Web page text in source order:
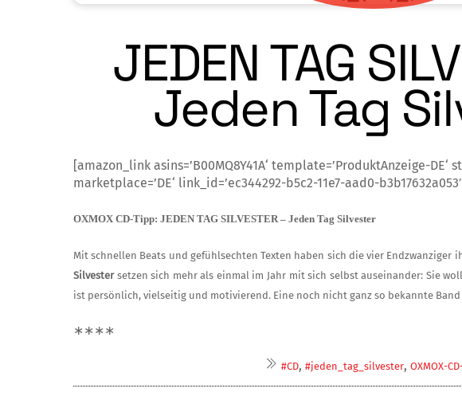
JEDEN TAG
Jeden Tag
[amazon_link asins=’B00MQ8Y41A‘ template=’ProduktAnzeige-DE‘
marketplace=’DE‘ link_id=’ec344292-b5c2-11e7-aad0-
OXMOX CD-Tipp: JEDEN TAG SILVESTER – Jeden Tag Silvester
Mit schnellen Beats und gefühlsechten Tex­ten haben sich die vier Endzwanziger
Silvestersetzen sich mehr als einmal im Jahr mit sich selbst auseinander: Sie
ist persönlich, vielseitig und motivierend. Eine noch nicht ganz so bekannte
∗∗∗∗
#CD, #jeden_tag_silvester, OXMOX-